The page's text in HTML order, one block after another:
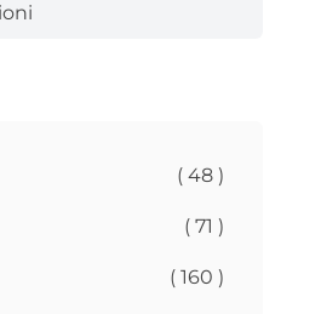
( 48 )
( 71 )
( 160 )